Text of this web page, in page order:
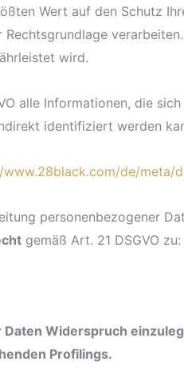
Wert auf den Schutz
wird.
alle Informationen, die
identifiziert werden
de/meta/
personenbezogener
gemäß Art. 21 DSGVO zu:
Widerspruch
Profilings.